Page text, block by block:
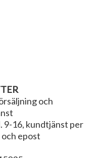
och
9-16, kundtjänst per
epost